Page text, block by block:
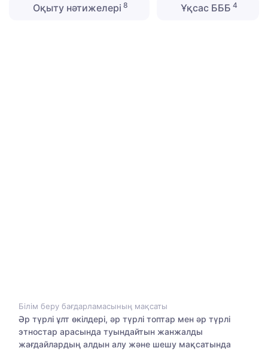
Оқыту нәтижелері 8 Ұқсас БББ 4
Білім беру бағдарламасының мақсаты
Әр түрлі ұлт өкілдері, әр түрлі топтар мен әр түрлі
этностар арасында туындайтын жанжалды
жағдайлардың алдын алу және шешу мақсатында